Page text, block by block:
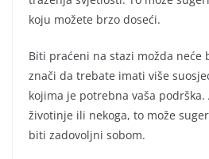
koju možete brzo doseći.
Biti praćeni na stazi možda neće
znači da trebate imati više
kojima je potrebna vaša
životinje ili nekoga, to može
biti zadovoljni sobom.